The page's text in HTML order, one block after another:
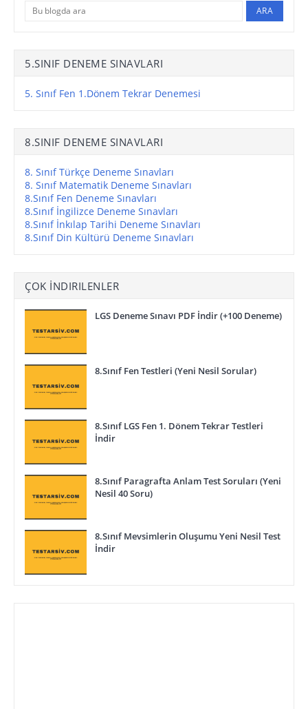
5.SINIF DENEME SINAVLARI
5. Sınıf Fen 1.Dönem Tekrar Denemesi
8.SINIF DENEME SINAVLARI
8. Sınıf Türkçe Deneme Sınavları
8. Sınıf Matematik Deneme Sınavları
8.Sınıf Fen Deneme Sınavları
8.Sınıf İngilizce Deneme Sınavları
8.Sınıf İnkılap Tarihi Deneme Sınavları
8.Sınıf Din Kültürü Deneme Sınavları
ÇOK İNDIRILENLER
LGS Deneme Sınavı PDF İndir (+100 Deneme)
8.Sınıf Fen Testleri (Yeni Nesil Sorular)
8.Sınıf LGS Fen 1. Dönem Tekrar Testleri
İndir
8.Sınıf Paragrafta Anlam Test Soruları (Yeni
Nesil 40 Soru)
8.Sınıf Mevsimlerin Oluşumu Yeni Nesil Test
İndir